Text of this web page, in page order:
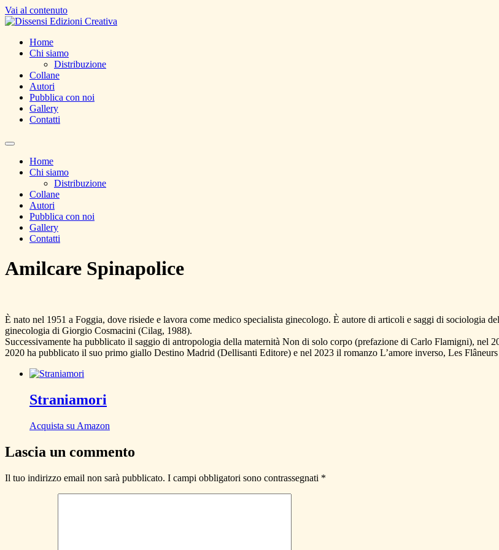
Vai al contenuto
Home
Chi siamo
Distribuzione
Collane
Autori
Pubblica con noi
Gallery
Contatti
Home
Chi siamo
Distribuzione
Collane
Autori
Pubblica con noi
Gallery
Contatti
Amilcare Spinapolice
È nato nel 1951 a Foggia, dove risiede e lavora come medico specialista ginecologo. È autore di articoli e saggi di sociologia
ginecologia di Giorgio Cosmacini (Cilag, 1988).
Successivamente ha pubblicato il saggio di antropologia della maternità Non di solo corpo (prefazione di Carlo Flamigni), nel
2020 ha pubblicato il suo primo giallo Destino Madrid (Dellisanti Editore) e nel 2023 il romanzo L’amore inverso, Les
Straniamori
Acquista su Amazon
Lascia un commento
Il tuo indirizzo email non sarà pubblicato. I campi obbligatori sono contrassegnati *